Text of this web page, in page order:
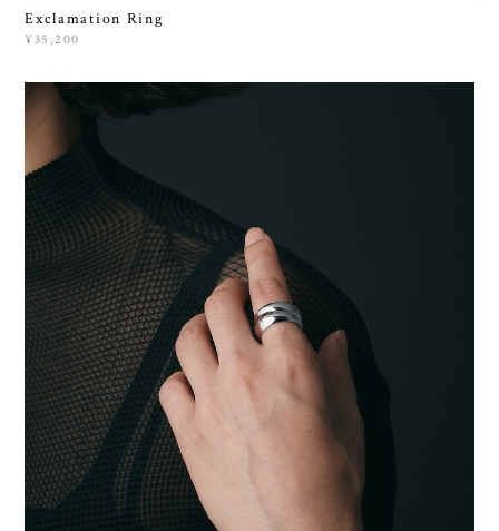
Exclamation Ring
¥35,200